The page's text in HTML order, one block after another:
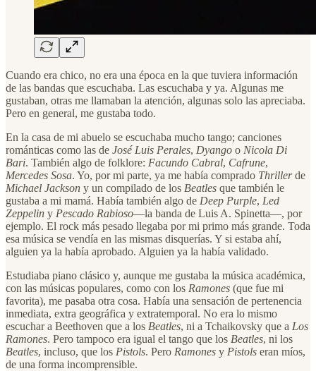
Cuando era chico, no era una época en la que tuviera información
de las bandas que escuchaba. Las escuchaba y ya. Algunas me
gustaban, otras me llamaban la atención, algunas solo las apreciaba.
Pero en general, me gustaba todo.
En la casa de mi abuelo se escuchaba mucho tango; canciones
románticas como las de José Luis Perales, Dyango o Nicola Di
Bari. También algo de folklore: Facundo Cabral, Cafrune,
Mercedes Sosa. Yo, por mi parte, ya me había comprado Thrillerde
Michael Jackson y un compilado de los Beatles que también le
gustaba a mi mamá. Había también algo de Deep Purple, Led
Zeppelin y Pescado Rabioso—la banda de Luis A. Spinetta—, por
ejemplo. El rock más pesado llegaba por mi primo más grande. Toda
esa música se vendía en las mismas disquerías. Y si estaba ahí,
alguien ya la había aprobado. Alguien ya la había validado.
Estudiaba piano clásico y, aunque me gustaba la música académica,
con las músicas populares, como con los Ramones (que fue mi
favorita), me pasaba otra cosa. Había una sensación de pertenencia
inmediata, extra geográfica y extratemporal. No era lo mismo
escuchar a Beethoven que a los Beatles, ni a Tchaikovsky que a Los
Ramones. Pero tampoco era igual el tango que los Beatles, ni los
Beatles, incluso, que los Pistols. Pero Ramones y Pistols eran míos,
de una forma incomprensible.